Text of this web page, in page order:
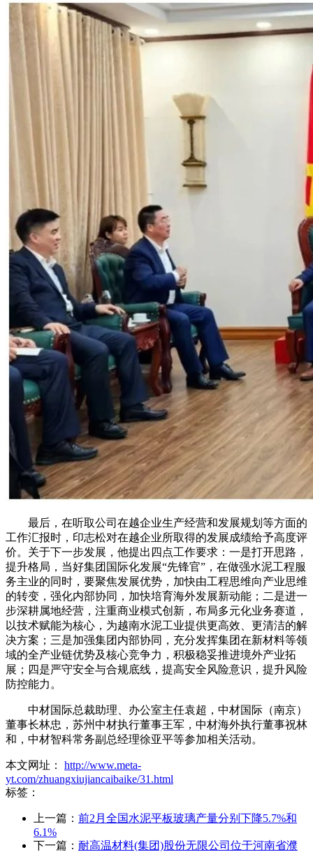
最后，在听取公司在越企业生产经营和发展规划等方面的
工作汇报时，印志松对在越企业所取得的发展成绩给予高度评
价。关于下一步发展，他提出四点工作要求：一是打开思路，
提升格局，当好集团国际化发展“先锋官”，在做强水泥工程服
务主业的同时，要聚焦发展优势，加快由工程思维向产业思维
的转变，强化内部协同，加快培育海外发展新动能；二是进一
步深耕属地经营，注重商业模式创新，布局多元化业务赛道，
以技术赋能为核心，为越南水泥工业提供更高效、更清洁的解
决方案；三是加强集团内部协同，充分发挥集团在新材料等领
域的全产业链优势及核心竞争力，积极稳妥推进境外产业拓
展；四是严守安全与合规底线，提高安全风险意识，提升风险
防控能力。
中材国际总裁助理、办公室主任袁超，中材国际（南京）
董事长林忠，苏州中材执行董事王军，中材海外执行董事祝林
和，中材智科常务副总经理徐亚平等参加相关活动。
本文网址： http://www.meta-
yt.com/zhuangxiujiancaibaike/31.html
标签：
上一篇： 前2月全国水泥平板玻璃产量分别下降5.7%和
6.1%
下一篇： 耐高温材料(集团)股份无限公司位于河南省濮